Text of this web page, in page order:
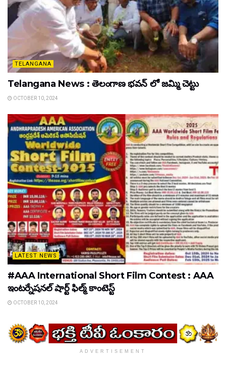
TELANGANA
Telangana News : తెలంగాణ భవన్ లో జమ్మి చెట్టు
OCTOBER 10, 2024
LATEST NEWS
#AAA International Short Film Contest : AAA
ఇంటర్నేషనల్ షార్ట్ ఫిల్మ్ కాంటెస్ట్
OCTOBER 10, 2024
ADVERTISEMENT